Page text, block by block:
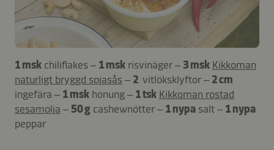
1 msk chiliflakes – 1 msk risvinäger – 3 msk Kikkoman
naturligt bryggd sojasås – 2 vitlöksklyftor – 2 cm
ingefära – 1 msk honung – 1 tsk Kikkoman rostad
sesamolja – 50 g cashewnötter – 1 nypa salt – 1 nypa
peppar